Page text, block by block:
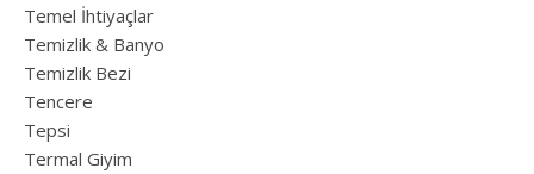
Temel İhtiyaçlar
Temizlik & Banyo
Temizlik Bezi
Tencere
Tepsi
Termal Giyim